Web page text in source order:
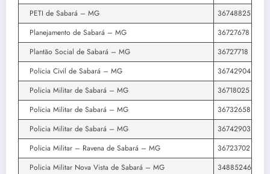
PETI de Sabará – MG
36748825
Planejamento de Sabará – MG
36727678
Plantão Social de Sabará – MG
36727718
Policia Civil de Sabará – MG
36742904
Policia Militar de Sabará – MG
36718025
Policia Militar de Sabará – MG
36732658
Policia Militar de Sabará – MG
36742903
Policia Militar – Ravena de Sabará – MG
36723702
Policia Militar Nova Vista de Sabará – MG
34885246